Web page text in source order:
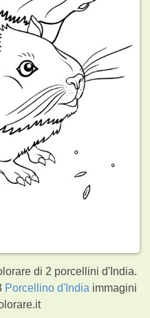
di 2 porcellini d'India.
Porcellino d'India immagini